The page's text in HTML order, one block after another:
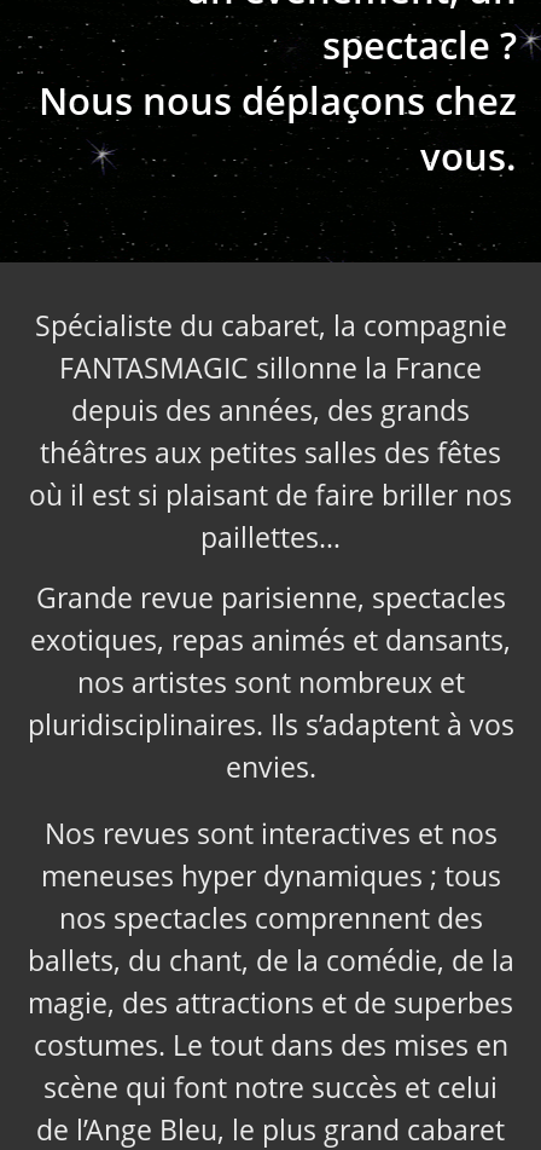
spectacle ?
Nous nous déplaçons chez
vous.
Spécialiste du cabaret, la compagnie
FANTASMAGIC sillonne la France
depuis des années, des grands
théâtres aux petites salles des fêtes
où il est si plaisant de faire briller nos
paillettes…
Grande revue parisienne, spectacles
exotiques, repas animés et dansants,
nos artistes sont nombreux et
pluridisciplinaires. Ils s’adaptent à vos
envies.
Nos revues sont interactives et nos
meneuses hyper dynamiques ; tous
nos spectacles comprennent des
ballets, du chant, de la comédie, de la
magie, des attractions et de superbes
costumes. Le tout dans des mises en
scène qui font notre succès et celui
de l’Ange Bleu, le plus grand cabaret